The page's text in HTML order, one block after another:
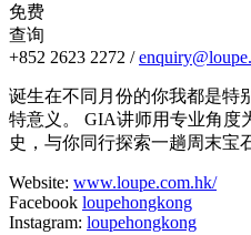
免费
查询
+852 2623 2272 /
诞生在不同月份的你我都是特
特意义。 GIA讲师用专业角度
史，与你同行探索一趟周末宝
Website: www.loupe.com.hk/
Facebook loupehongkong
Instagram: loupehongkong